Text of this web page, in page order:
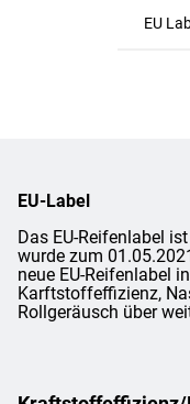
EU
EU-Label
Das EU-Reifenlabel
wurde zum
neue EU-Reifenlabel
Karftstoffeffizienz,
Rollgeräusch über